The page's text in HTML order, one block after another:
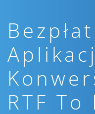
RTF To